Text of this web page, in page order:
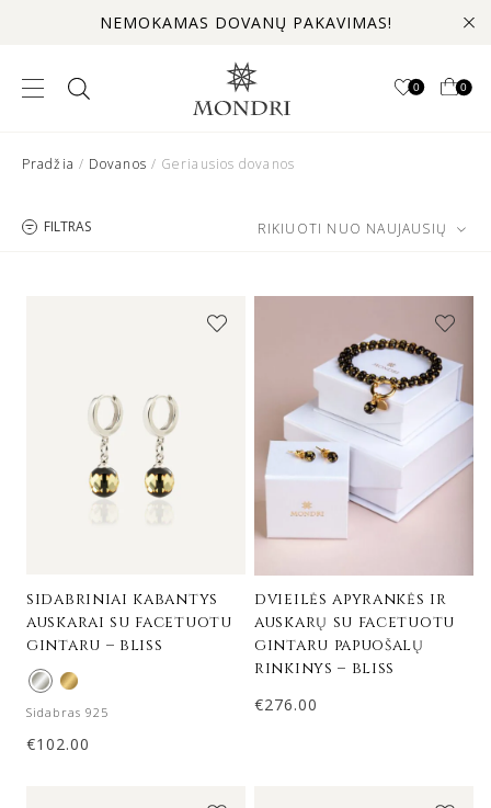
NEMOKAMAS DOVANŲ PAKAVIMAS!
0 0
Pradžia / Dovanos / Geriausios dovanos
FILTRAS RIKIUOTI NUO NAUJAUSIŲ
sidabriniai kabantys
auskarai su facetuotu
gintaru – bliss
Sidabras 925
€102.00
dvieilės apyrankės ir
auskarų su facetuotu
gintaru papuošalų
rinkinys – bliss
€276.00